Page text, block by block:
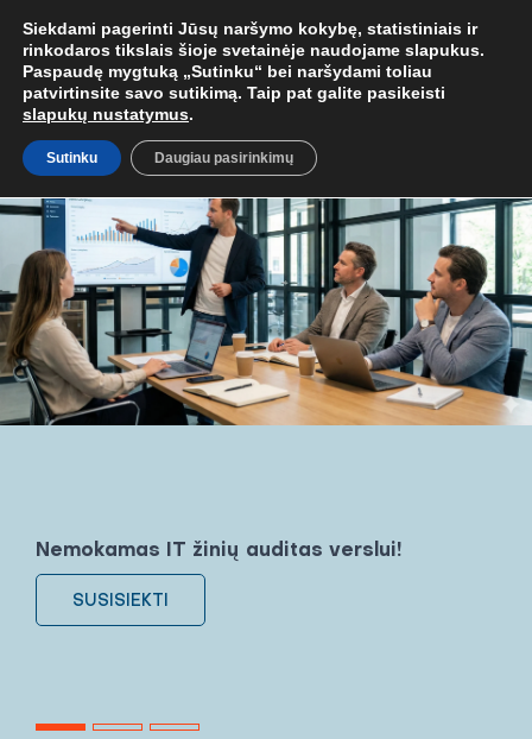
ARBA EL. P.
Nemokamas IT žinių auditas verslui!
SUSISIEKTI
Siekdami pagerinti Jūsų naršymo kokybę, statistiniais ir
rinkodaros tikslais šioje svetainėje naudojame slapukus.
Paspaudę mygtuką „Sutinku“ bei naršydami toliau
patvirtinsite savo sutikimą. Taip pat galite pasikeisti
slapukų nustatymus.
Sutinku Daugiau pasirinkimų